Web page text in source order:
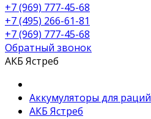
+7 (969) 777-45-68
+7 (495) 266-61-81
+7 (969) 777-45-68
Обратный звонок
АКБ Ястреб
Аккумуляторы для раций
АКБ Ястреб